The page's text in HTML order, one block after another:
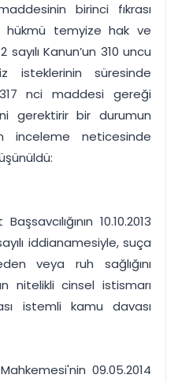
birinci fıkrası
temyize hak ve
Kanun’un 310 uncu
isteklerinin süresinde
nci maddesi gereği
gerektirir bir durumun
inceleme neticesinde
10.10.2013
iddianamesiyle, suça
veya ruh sağlığını
nitelikli cinsel istismarı
istemli kamu davası
09.05.2014